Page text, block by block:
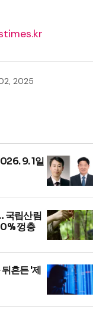
2025
9. 1일
국립산림
껑충
흔든 '제